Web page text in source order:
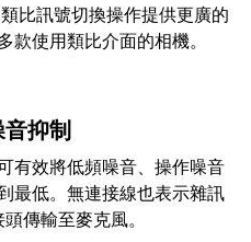
比訊號切換操作提供更廣的
款使用類比介面的相機。
抑制
有效將低頻噪音、操作噪音
最低。無連接線也表示雜訊
傳輸至麥克風。